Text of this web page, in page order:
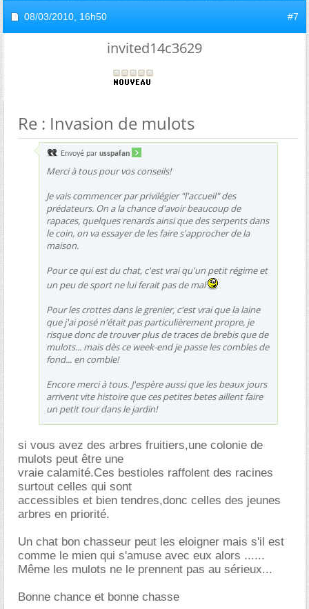
08/03/2010, 16h50 #7
invited14c3629
Re : Invasion de mulots
Envoyé par usspafan
Merci à tous pour vos conseils!
Je vais commencer par privilégier "l'accueil" des
prédateurs. On a la chance d'avoir beaucoup de
rapaces, quelques renards ainsi que des serpents dans
le coin, on va essayer de les faire s'approcher de la
maison.
Pour ce qui est du chat, c'est vrai qu'un petit régime et
un peu de sport ne lui ferait pas de mal
Pour les crottes dans le grenier, c'est vrai que la laine
que j'ai posé n'était pas particulièrement propre, je
risque donc de trouver plus de traces de brebis que de
mulots... mais dès ce week-end je passe les combles de
fond... en comble!
Encore merci à tous. J'espère aussi que les beaux jours
arrivent vite histoire que ces petites betes aillent faire
un petit tour dans le jardin!
si vous avez des arbres fruitiers,une colonie de
mulots peut être une
vraie calamité.Ces bestioles raffolent des racines
surtout celles qui sont
accessibles et bien tendres,donc celles des jeunes
arbres en priorité.
Un chat bon chasseur peut les eloigner mais s'il est
comme le mien qui s'amuse avec eux alors ......
Même les mulots ne le prennent pas au sérieux...
Bonne chance et bonne chasse